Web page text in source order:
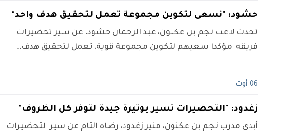
حشود: "نسعى لتكوين مجموعة تعمل لتحقيق هدف واحد"
تحدث لاعب نجم بن عكنون، عبد الرحمان حشود، عن سير تحضيرات
فريقه، مؤكدا سعيهم لتكوين مجموعة قوية، تعمل لتحقيق هدف…
06 أوت
زغدود: "التحضيرات تسير بوتيرة جيدة لتوفر كل الظروف"
أبدى مدرب نجم بن عكنون، منير زغدود، رضاه التام عن سير التحضيرات